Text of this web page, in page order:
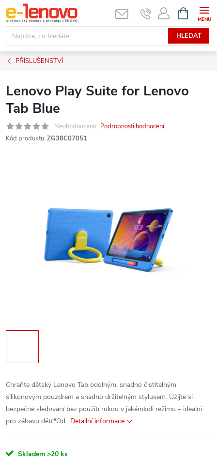
Přejít
na
obsah
HLEDAT
NÁKUPNÍ
KOŠÍK
PŘÍSLUŠENSTVÍ
Lenovo Play Suite for Lenovo
Tab Blue
Neohodnoceno Podrobnosti hodnocení
Kód produktu: ZG38C07051
Chraňte dětský Lenovo Tab odolným, snadno čistitelným
silikonovým pouzdrem a snadno držitelným stylusem. Užijte si
bezpečné sledování bez použití rukou v jakémkoli režimu – ideální
pro zábavu dětí.*Od.. Detailní informace
Skladem >20 ks